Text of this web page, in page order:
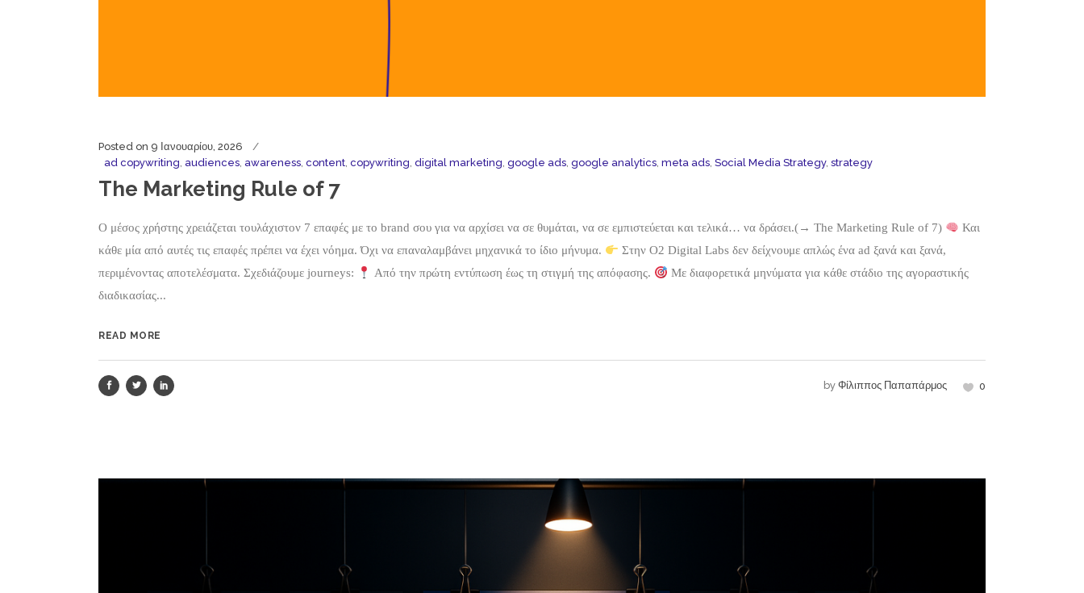
Posted on 9 Ιανουαρίου, 2026
ad copywriting, audiences, awareness, content, copywriting, digital marketing, google ads, google analytics, meta ads, Social Media Strategy, strategy
The Marketing Rule of 7
Ο μέσος χρήστης χρειάζεται τουλάχιστον 7 επαφές με το brand σου για να αρχίσει να σε θυμάται, να σε εμπιστεύεται και τελικά… να δράσει.(→ The Marketing Rule of 7)
Και
κάθε μία από αυτές τις επαφές πρέπει να έχει νόημα. Όχι να επαναλαμβάνει μηχανικά το ίδιο μήνυμα.
Στην O2 Digital Labs δεν δείχνουμε απλώς ένα ad ξανά και ξανά,
περιμένοντας αποτελέσματα. Σχεδιάζουμε journeys:
Από την πρώτη εντύπωση έως τη στιγμή της απόφασης.
Με διαφορετικά μηνύματα για κάθε στάδιο της αγοραστικής
διαδικασίας...
READ MORE
by Φίλιππος Παπαπάρμος 0